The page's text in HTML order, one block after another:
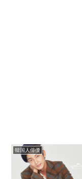
韓国人俳優